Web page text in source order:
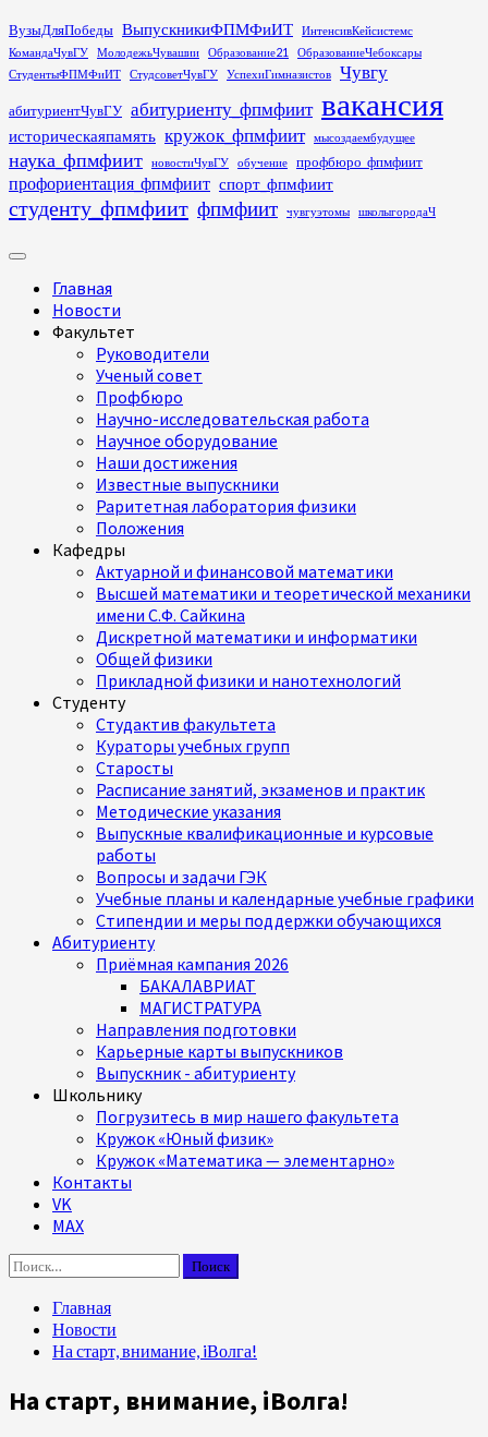
Перейти
к
содержимому
ВузыДляПобеды ВыпускникиФПМФиИТ
ИнтенсивКейсистемс
КомандаЧувГУ
МолодежьЧувашии Образование21
ОбразованиеЧебоксары
СтудентыФПМФиИТ
СтудсоветЧувГУ УспехиГимназистов Чувгу
абитуриентЧувГУ абитуриенту_фпмфиит вакансия
историческаяпамять кружок_фпмфиит мысоздаембудущее
наука_фпмфиит новостиЧувГУ обучение профбюро_фпмфиит
профориентация_фпмфиит спорт_фпмфиит
студенту_фпмфиит фпмфиит чувгуэтомы школыгородаЧ
Основное
Главная
Новости
Факультет
Руководители
Ученый совет
Профбюро
Научно-исследовательская работа
Научное оборудование
Наши достижения
Известные выпускники
Раритетная лаборатория физики
Положения
Кафедры
Актуарной и финансовой математики
Высшей математики и теоретической механики
имени С.Ф. Сайкина
Дискретной математики и информатики
Общей физики
Прикладной физики и нанотехнологий
Студенту
Студактив факультета
Кураторы учебных групп
Старосты
Расписание занятий, экзаменов и практик
Методические указания
Выпускные квалификационные и курсовые
работы
Вопросы и задачи ГЭК
Учебные планы и календарные учебные графики
Стипендии и меры поддержки обучающихся
Абитуриенту
Приёмная кампания 2026
БАКАЛАВРИАТ
МАГИСТРАТУРА
Направления подготовки
Карьерные карты выпускников
Выпускник - абитуриенту
Школьнику
Погрузитесь в мир нашего факультета
Кружок «Юный физик»
Кружок «Математика — элементарно»
Контакты
VK
MAX
Найти:
Главная
Новости
На старт, внимание, iВолга!
На старт, внимание, iВолга!